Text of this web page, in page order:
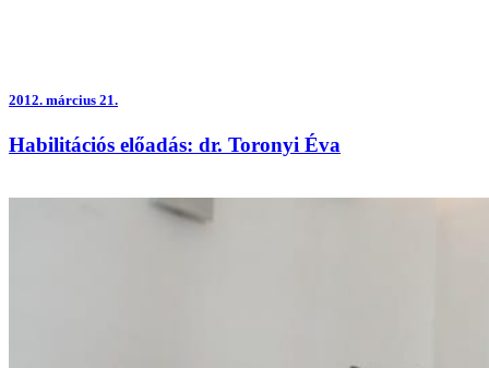
2012. március 21.
Habilitációs előadás: dr. Toronyi Éva